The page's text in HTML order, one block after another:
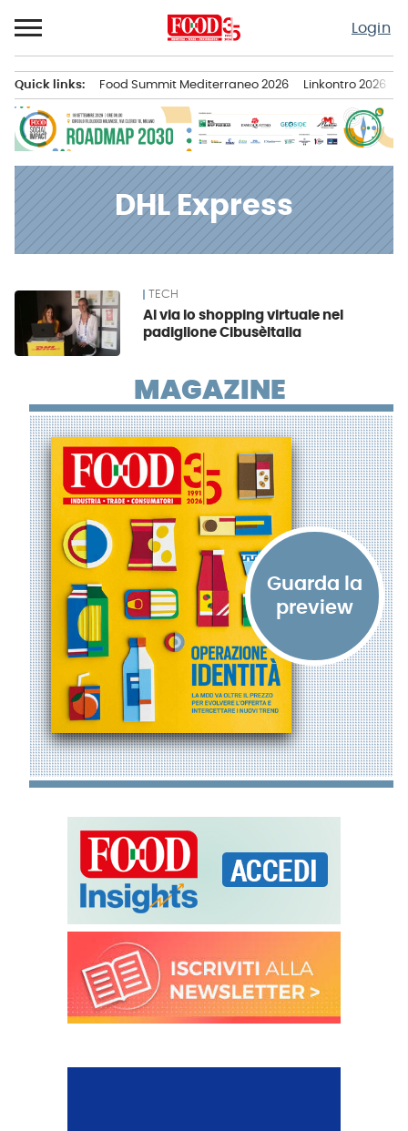
al
contenuto
Login
principale
Quick links: Food Summit Mediterraneo 2026 Linkontro 2026
DHL Express
News TECH
Al via lo shopping virtuale nel
padiglione CibusèItalia
MAGAZINE